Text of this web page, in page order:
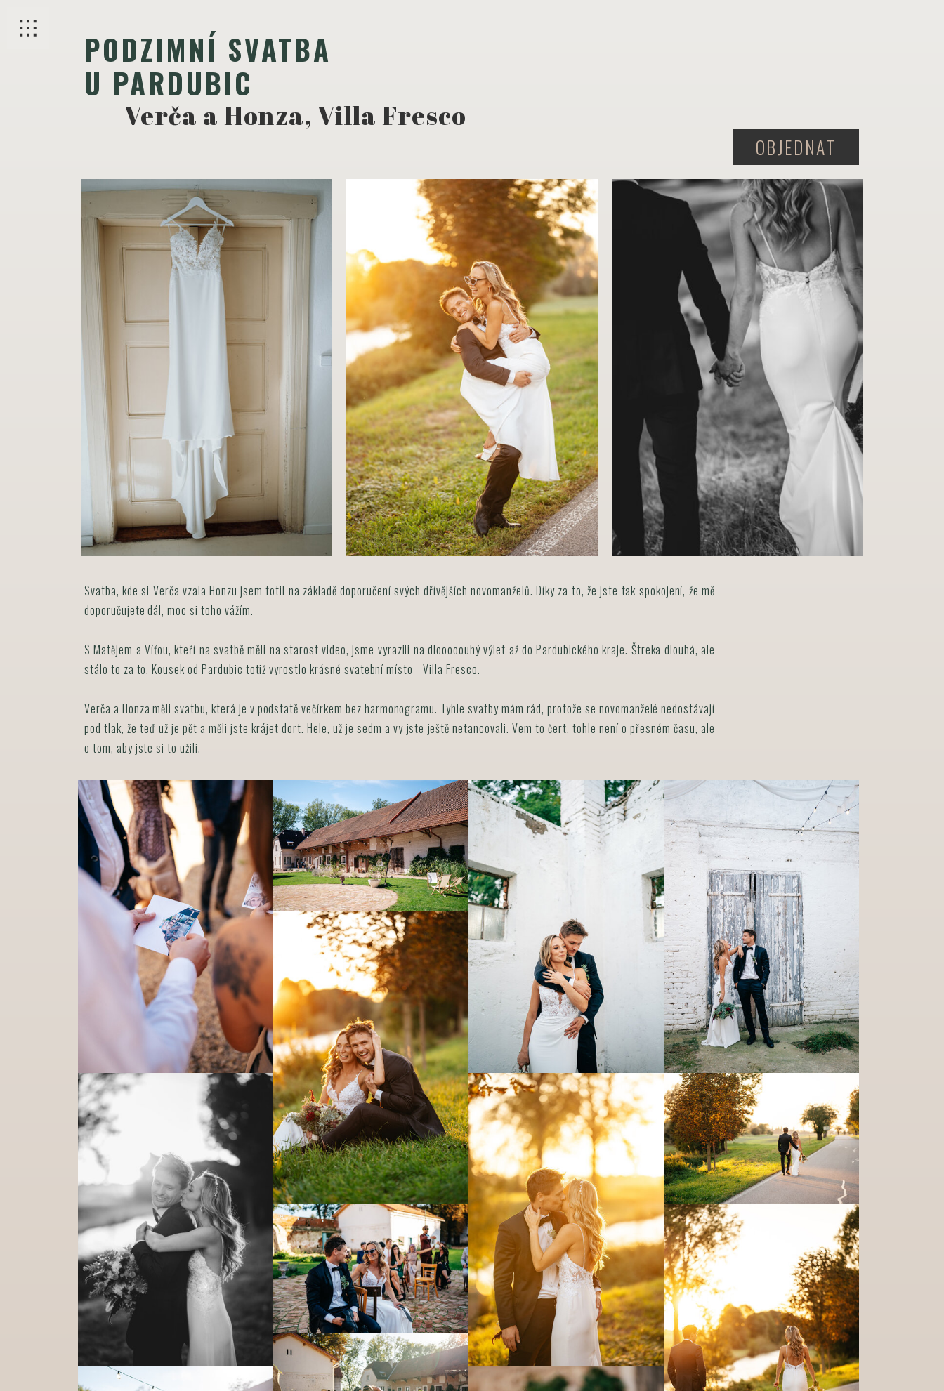
PODZIMNÍ SVATBA
U PARDUBIC
Verča a Honza, Villa Fresco
Svatba, kde si Verča vzala Honzu jsem fotil na základě doporučení svých dřívějších novomanželů. Díky za to, že jste tak spokojení, že mě
doporučujete dál, moc si toho vážím.
S Matějem a Víťou, kteří na svatbě měli na starost video, jsme vyrazili na dlooooouhý výlet až do Pardubického kraje. Štreka dlouhá, ale
stálo to za to. Kousek od Pardubic totiž vyrostlo krásné svatební místo - Villa Fresco.
Verča a Honza měli svatbu, která je v podstatě večírkem bez harmonogramu. Tyhle svatby mám rád, protože se novomanželé nedostávají
pod tlak, že teď už je pět a měli jste krájet dort. Hele, už je sedm a vy jste ještě netancovali. Vem to čert, tohle není o přesném času, ale
o tom, aby jste si to užili.
OBJEDNAT